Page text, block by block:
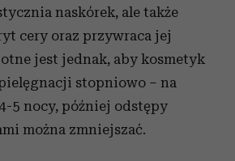
naskórek, ale także
cery oraz przywraca jej
jest jednak, aby kosmetyk
stopniowo – na
5 nocy, później odstępy
można zmniejszać.